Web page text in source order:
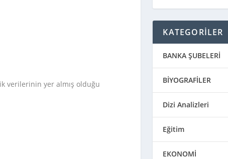
verilerinin yer almış olduğu
KATEGORİLER
BANKA ŞUBELERİ
BİYOGRAFİLER
Dizi Analizleri
Eğitim
EKONOMİ